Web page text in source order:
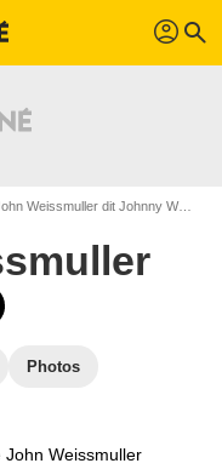
profil search
Weissmuller dit Johnny Weissmuller
Photos
John Weissmuller